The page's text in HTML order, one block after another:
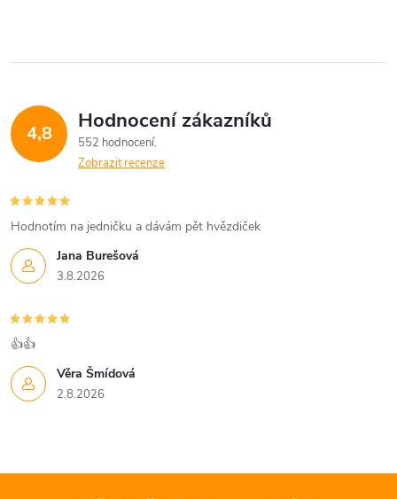
4,8 Hodnocení zákazníků
552 hodnocení
Zobrazit recenze
Jana Burešová
3.8.2026
Hodnotím na jedničku a dávám pět hvězdiček
Věra Šmídová
2.8.2026
👍👍